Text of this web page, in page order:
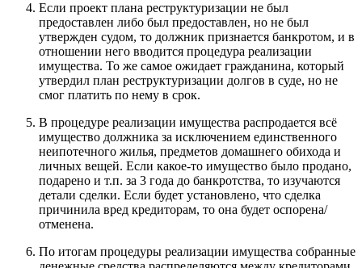
Если проект плана реструктуризации не был
предоставлен либо был предоставлен, но не был
утвержден судом, то должник признается банкротом, и в
отношении него вводится процедура реализации
имущества. То же самое ожидает гражданина, который
утвердил план реструктуризации долгов в суде, но не
смог платить по нему в срок.
В процедуре реализации имущества распродается всё
имущество должника за исключением единственного
неипотечного жилья, предметов домашнего обихода и
личных вещей. Если какое-то имущество было продано,
подарено и т.п. за 3 года до банкротства, то изучаются
детали сделки. Если будет установлено, что сделка
причинила вред кредиторам, то она будет оспорена/
отменена.
По итогам процедуры реализации имущества собранные